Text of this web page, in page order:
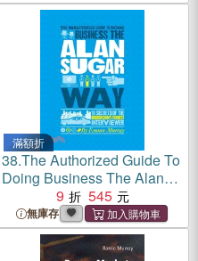
滿額折
38.The Authorized Guide To
Doing Business The Alan
Sugar Way - 10 Secrets Of
The World'S Toughest
Negotiator
9 545
無庫存